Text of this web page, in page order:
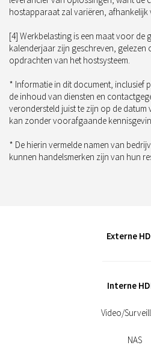
hostapparaat zal variëren, afhankelijk
[4] Werkbelasting is een maat voor de
kalenderjaar zijn geschreven,
opdrachten van het hostsysteem.
* Informatie in dit document, inclusief
de inhoud van diensten en
verondersteld juist te zijn op de
kan zonder voorafgaande
* De hierin vermelde namen van
kunnen handelsmerken zijn van hun
Externe
Interne
Video/
NAS